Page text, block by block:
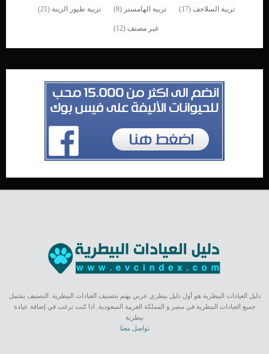
تربية السلاحف (17) تربية الهامستر (8) تربية طيور الزينة (21)
غير مصنف (12)
دليل العيادات البيطرية هو أول دليل بيطري عربي يهتم بتصنيف العيادات البيطرية. التصنيف يشمل
جميع العيادات البيطرية في مصر و المملكة العربية السعودية. اذا كنت ترغب في إضافة عيادة
بيطرية
تواصل معنا